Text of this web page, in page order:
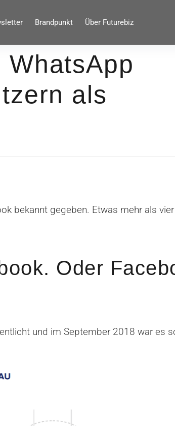
Brandpunkt Über Futurebiz
als
bekannt gegeben. Etwas mehr als
Oder
und im September 2018 war es